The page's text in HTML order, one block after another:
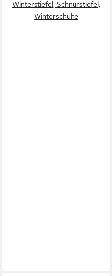
Winterstiefel, Schnürstiefel,
Winterschuhe